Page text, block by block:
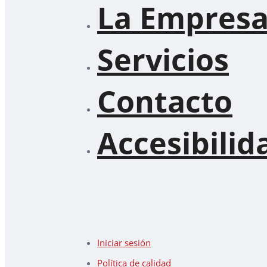
La
Servicios
Contacto
Iniciar sesión
Política de calidad